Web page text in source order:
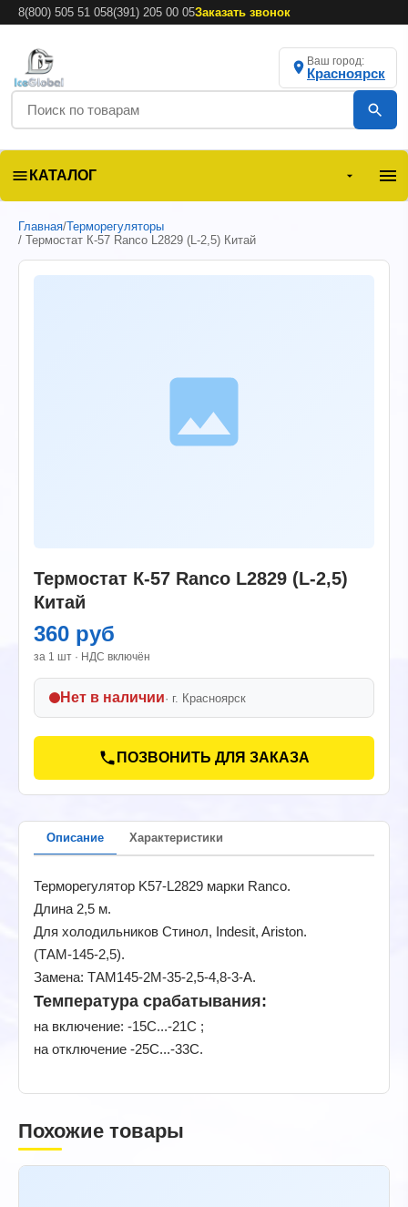
8(800) 505 51 058(391) 205 00 05Заказать звонок
Ваш город:
Красноярск
КАТАЛОГ
Главная/Терморегуляторы
/ Термостат К-57 Ranco L2829 (L-2,5) Китай
Термостат К-57 Ranco L2829 (L-2,5)
Китай
360 руб
за 1 шт · НДС включён
Нет в наличии· г. Красноярск
ПОЗВОНИТЬ ДЛЯ ЗАКАЗА
Описание Характеристики
Терморегулятор K57-L2829 марки Ranco.
Длина 2,5 м.
Для холодильников Стинол, Indesit, Ariston.
(ТАМ-145-2,5).
Замена: ТАМ145-2М-35-2,5-4,8-3-А.
Температура срабатывания:
на включение: -15С...-21С ;
на отключение -25С...-33С.
Похожие товары